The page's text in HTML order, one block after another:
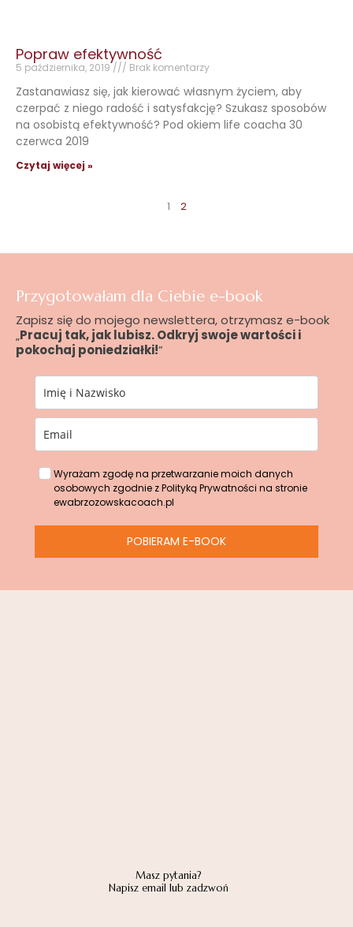
Popraw efektywność
5 października, 2019 Brak komentarzy
Zastanawiasz się, jak kierować własnym życiem, aby
czerpać z niego radość i satysfakcję? Szukasz sposobów
na osobistą efektywność? Pod okiem life coacha 30
czerwca 2019
Czytaj więcej »
1 2
Przygotowałam dla Ciebie e-book
Zapisz się do mojego newslettera, otrzymasz e-book
„Pracuj tak, jak lubisz. Odkryj swoje wartości i
pokochaj poniedziałki!”
Wyrażam zgodę na przetwarzanie moich danych
osobowych zgodnie z Polityką Prywatności na stronie
ewabrzozowskacoach.pl
POBIERAM E-BOOK
Masz pytania?
Napisz email lub zadzwoń